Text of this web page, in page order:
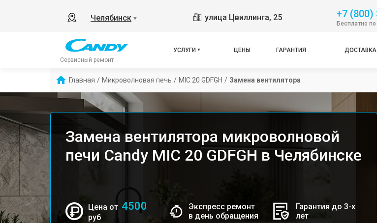
Челябинск ▼ улица Цвиллинга, 25 +7 (800)
Бесплатно
Сервисный ремонт
УСЛУГИ ЦЕНЫ ГАРАНТИЯ ДОСТАВКА
Главная / Микроволновая печь / MIC 20 GDFGH / Замена вентилятора
Замена вентилятора микроволновой
печи Candy MIC 20 GDFGH в Челябинске
Цена от 4500
руб
Экспресс ремонт
в день обращения
Гарантия до 3-х
лет